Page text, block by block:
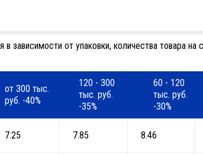
от упаковки, количества товара на
от 300 тыс.
руб. -40%
120 - 300
тыс. руб.
-35%
60 - 120
тыс. руб.
-30%
7.25 7.85 8.46